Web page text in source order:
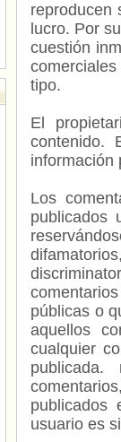
reproducen
lucro. Por
cuestión
tipo.
El
contenido.
información
Los
publicados
públicas o
aquellos
cualquier
usuario es